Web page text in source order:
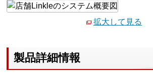
拡大して見る
製品詳細情報